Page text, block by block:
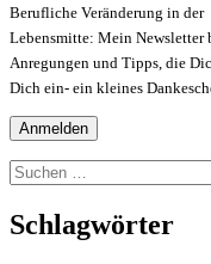
Berufliche Veränderung in der
Lebensmitte: Mein Newsletter
Anregungen und Tipps, die
Dich ein- ein kleines
Suchen
nach:
Schlagwörter